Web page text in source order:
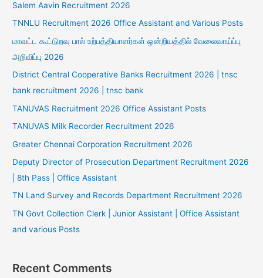
Salem Aavin Recruitment 2026
TNNLU Recruitment 2026 Office Assistant and Various Posts
மாவட்ட கூட்டுறவு பால் உற்பத்தியாளர்கள் ஒன்றியத்தில் வேலைவாய்ப்பு
அறிவிப்பு 2026
District Central Cooperative Banks Recruitment 2026 | tnsc
bank recruitment 2026 | tnsc bank
TANUVAS Recruitment 2026 Office Assistant Posts
TANUVAS Milk Recorder Recruitment 2026
Greater Chennai Corporation Recruitment 2026
Deputy Director of Prosecution Department Recruitment 2026
| 8th Pass | Office Assistant
TN Land Survey and Records Department Recruitment 2026
TN Govt Collection Clerk | Junior Assistant | Office Assistant
and various Posts
Recent Comments